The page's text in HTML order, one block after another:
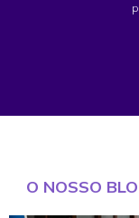
O NOSSO